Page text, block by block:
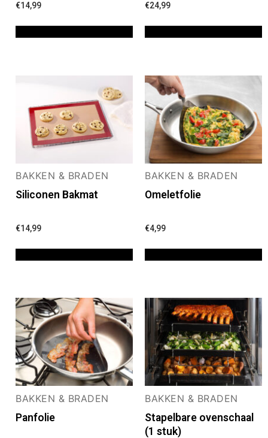
€14,99 €24,99
BAKKEN & BRADEN
Siliconen Bakmat
€14,99
BAKKEN & BRADEN
Omeletfolie
€4,99
BAKKEN & BRADEN
Panfolie
BAKKEN & BRADEN
Stapelbare ovenschaal
(1 stuk)